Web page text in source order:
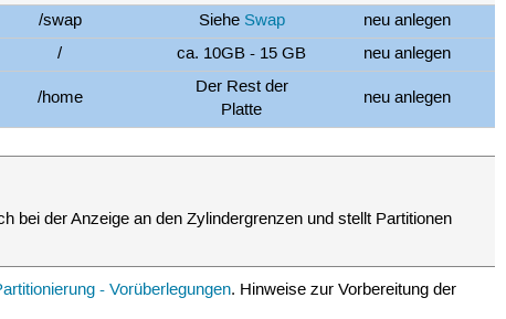
/swap Siehe Swap
neu anlegen
/ ca. 10GB - 15 GB
neu anlegen
/home
Der Rest der
Platte
neu anlegen
bei der Anzeige an den Zylindergrenzen und stellt Partitionen
- Vorüberlegungen. Hinweise zur Vorbereitung der